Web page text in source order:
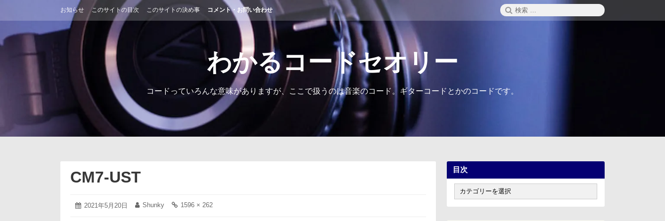
ン
ツ
お知らせ このサイトの目次 このサイトの決め事 コメント・お問い合わせ
検
索:
わかるコードセオリー
コードっていろんな意味がありますが、ここで扱うのは音楽のコード。ギターコードとかのコードです。
CM7-UST
投
2021年5月20日
2021 投
Shunky
フ
1596 × 262
目次
次